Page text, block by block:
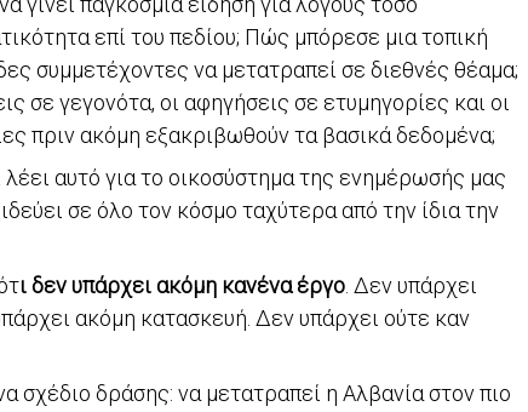
επί του πεδίου; Πώς μπόρεσε μια τοπική
συμμετέχοντες να μετατραπεί σε διεθνές θέαμα;
σε γεγονότα, οι αφηγήσεις σε ετυμηγορίες και οι
πριν ακόμη εξακριβωθούν τα βασικά δεδομένα;
λέει αυτό για το οικοσύστημα της ενημέρωσής μας
σε όλο τον κόσμο ταχύτερα από την ίδια την
ι δεν υπάρχει ακόμη κανένα έργο . Δεν υπάρχει
ακόμη κατασκευή. Δεν υπάρχει ούτε καν
σχέδιο δράσης: να μετατραπεί η Αλβανία στον πιο